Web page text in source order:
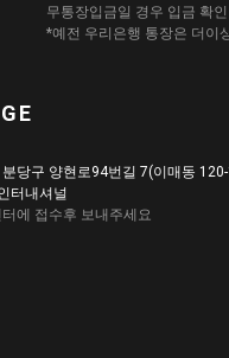
무통장입금일 경우 입금 확
*예전 우리은행 통장은 더이
당구 양현로94번길 7(이매동
터내셔널
에 접수후 보내주세요